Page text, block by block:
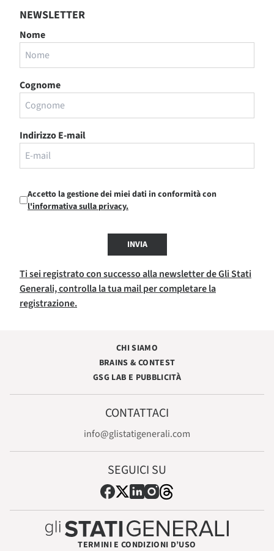
NEWSLETTER
Nome
Cognome
Indirizzo E-mail
Accetto la gestione dei miei dati in conformità con
l'informativa sulla privacy.
INVIA
Ti sei registrato con successo alla newsletter de Gli Stati
Generali, controlla la tua mail per completare la
registrazione.
CHI SIAMO
BRAINS & CONTEST
GSG LAB E PUBBLICITÀ
CONTATTACI
info@glistatigenerali.com
SEGUICI SU
TERMINI E CONDIZIONI D’USO